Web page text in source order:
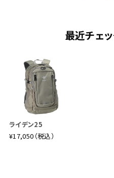
最近チェ
ライデン25
¥17,050（税込）